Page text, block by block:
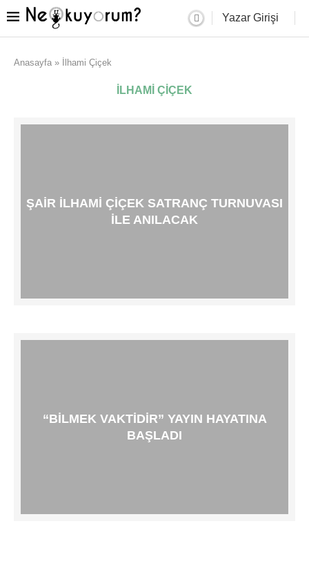
Yazar Girişi
Anasayfa » İlhami Çiçek
İLHAMI ÇIÇEK
ŞAIR İLHAMI ÇIÇEK SATRANÇ TURNUVASI
ILE ANILACAK
“BILMEK VAKTIDIR” YAYIN HAYATINA
BAŞLADI